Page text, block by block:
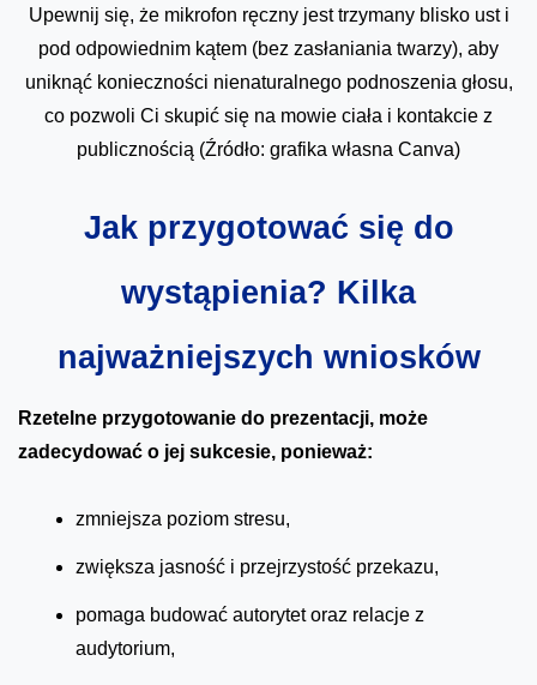
Upewnij się, że mikrofon ręczny jest trzymany blisko ust i
pod odpowiednim kątem (bez zasłaniania twarzy), aby
uniknąć konieczności nienaturalnego podnoszenia głosu,
co pozwoli Ci skupić się na mowie ciała i kontakcie z
publicznością (Źródło: grafika własna Canva)
Jak przygotować się do
wystąpienia? Kilka
najważniejszych wniosków
Rzetelne przygotowanie do prezentacji, może
zadecydować o jej sukcesie, ponieważ:
zmniejsza poziom stresu,
zwiększa jasność i przejrzystość przekazu,
pomaga budować autorytet oraz relacje z
audytorium,